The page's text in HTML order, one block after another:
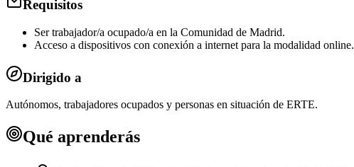
Requisitos
Ser trabajador/a ocupado/a en la Comunidad de Madrid.
Acceso a dispositivos con conexión a internet para la modalidad online.
Dirigido a
Autónomos, trabajadores ocupados y personas en situación de ERTE.
Qué aprenderás